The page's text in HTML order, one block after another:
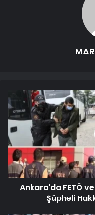
Ankara'da FETÖ
Şüpheli